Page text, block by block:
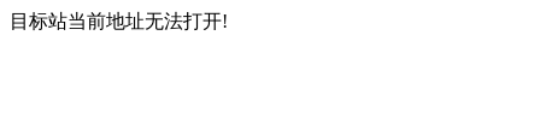
目标站当前地址无法打开!